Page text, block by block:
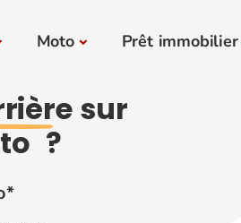
Moto Prêt immobilier
sur
?